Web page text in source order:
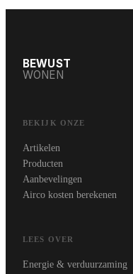
BEWUST
WONEN
BEKIJK ONZE
Artikelen
Producten
Aanbevelingen
Airco kosten berekenen
LEES OVER
Energie & verduurzaming